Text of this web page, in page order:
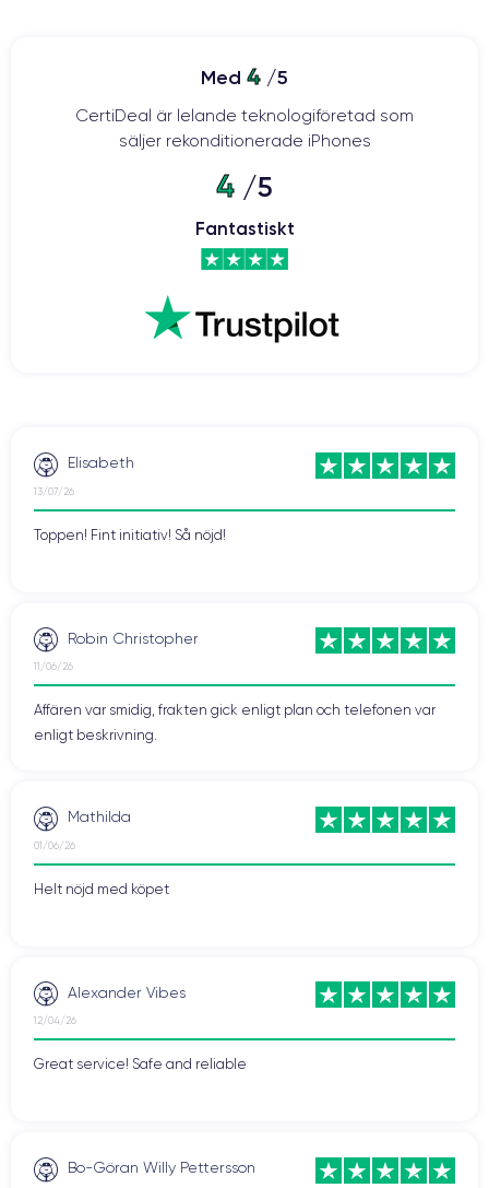
Med 4 /5
CertiDeal är lelande teknologiföretad som
säljer rekonditionerade iPhones
4 /5
Fantastiskt
Elisabeth
13/07/26
Toppen! Fint initiativ! Så nöjd!
Robin Christopher
11/06/26
Affären var smidig, frakten gick enligt plan och telefonen var
enligt beskrivning.
Mathilda
01/06/26
Helt nöjd med köpet
Alexander Vibes
12/04/26
Great service! Safe and reliable
Bo-Göran Willy Pettersson